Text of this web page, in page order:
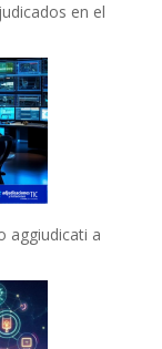
en el
aggiudicati a